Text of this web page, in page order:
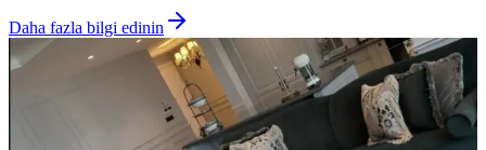
Daha fazla bilgi edinin